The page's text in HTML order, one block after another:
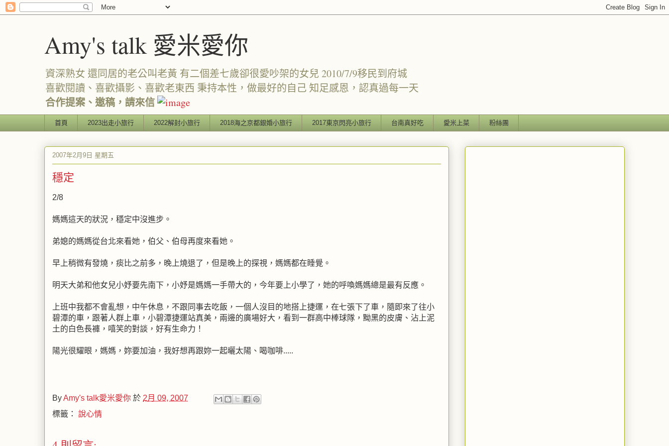
Amy's talk 愛米愛你
資深熟女 還同居的老公叫老黃 有二個差七歲卻很愛吵架的女兒 2010/7/9移民到府城
喜歡閱讀、喜歡攝影、喜歡老東西 秉持本性，做最好的自己 知足感恩，認真過每一天
合作提案、邀稿，請來信
首頁 2023出走小旅行 2022解封小旅行 2018海之京都銀婚小旅行 2017東京閃亮小旅行 台南真好吃 愛米上菜 粉絲團
2007年2月9日 星期五
穩定
2/8
媽媽這天的狀況，穩定中沒進步。
弟媳的媽媽從台北來看她，伯父、伯母再度來看她。
早上稍微有發燒，痰比之前多，晚上燒退了，但是晚上的探視，媽媽都在睡覺。
明天大弟和他女兒小妤要先南下，小妤是媽媽一手帶大的，今年要上小學了，她的呼喚媽媽總是最有反應。
上班中我都不會亂想，中午休息，不跟同事去吃飯，一個人沒目的地搭上捷運，在七張下了車，隨即來了往小
碧潭的車，跟著人群上車，小碧潭捷運站真美，兩邊的廣場好大，看到一群高中棒球隊，黝黑的皮膚、沾上泥
土的白色長褲，嘻笑的對談，好有生命力！
陽光很耀眼，媽媽，妳要加油，我好想再跟妳一起曬太陽、喝咖啡.....
ByAmy's talk愛米愛你 於 2月 09, 2007
標籤： 說心情